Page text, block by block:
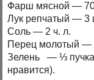
Фарш мясной —
Лук репчатый — 3
Соль — 2 ч. л.
Перец молотый —
Зелень — ⅓
нравится).